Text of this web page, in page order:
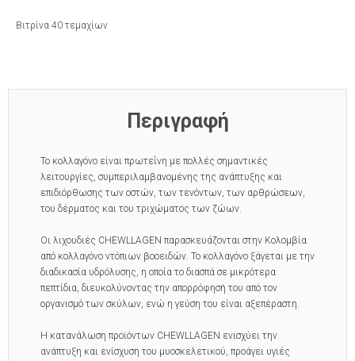
Βιτρίνα 40 τεμαχίων
Περιγραφή
Το κολλαγόνο είναι πρωτεΐνη με πολλές σημαντικές
λειτουργίες, συμπεριλαμβανομένης της ανάπτυξης και
επιδιόρθωσης των οστών, των τενόντων, των αρθρώσεων,
του δέρματος και του τριχώματος των ζώων.
Οι λιχουδιές CHEWLLAGEN παρασκευάζονται στην Κολομβία
από κολλαγόνο ντόπιων βοοειδών. Το κολλαγόνο ξάγεται με την
διαδικασία υδρόλυσης, η οποία το διασπά σε μικρότερα
πεπτίδια, διευκολύνοντας την απορρόφησή του από τον
οργανισμό των σκύλων, ενώ η γεύση του είναι αξεπέραστη.
Η κατανάλωση προϊόντων CHEWLLAGEN ενισχύει την
ανάπτυξη και ενίσχυση του μυοσκελετικού, προάγει υγιές